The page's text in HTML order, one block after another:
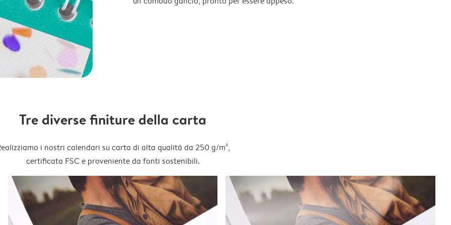
Tre diverse finiture della carta
i nostri calendari su carta di alta qualità da 250 g/m²,
certificata FSC e proveniente da fonti sostenibili.